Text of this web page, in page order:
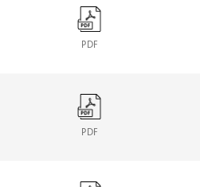
PDF
PDF